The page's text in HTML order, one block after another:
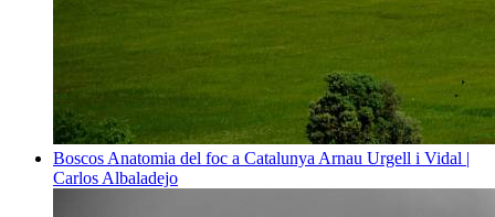
Boscos Anatomia del foc a Catalunya Arnau Urgell i Vidal |
Carlos Albaladejo